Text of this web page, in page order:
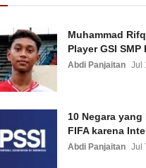
Muhammad
Player GSI SMP
Abdi Panjaitan Jul
10 Negara
FIFA karena
Abdi Panjaitan Jul